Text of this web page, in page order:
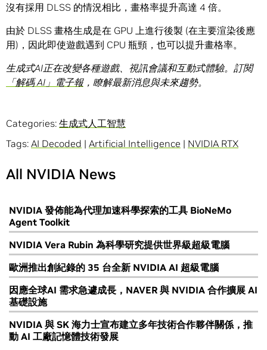
沒有採用 DLSS 的情況相比，畫格率提升高達 4 倍。
由於 DLSS 畫格生成是在 GPU 上進行後製 (在主要渲染後應
用)，因此即使遊戲遇到 CPU 瓶頸，也可以提升畫格率。
生成式AI正在改變各種遊戲、視訊會議和互動式體驗。訂閱
「解碼AI 」電子報，瞭解最新消息與未來趨勢。
Categories: 生成式人工智慧
Tags: AI Decoded | Artificial Intelligence | NVIDIA RTX
All NVIDIA News
NVIDIA 發佈能為代理加速科學探索的工具 BioNeMo
Agent Toolkit
NVIDIA Vera Rubin 為科學研究提供世界級超級電腦
歐洲推出創紀錄的 35 台全新 NVIDIA AI 超級電腦
因應全球AI 需求急遽成長，NAVER 與 NVIDIA 合作擴展 AI
基礎設施
NVIDIA 與 SK 海力士宣布建立多年技術合作夥伴關係，推
動 AI 工廠記憶體技術發展